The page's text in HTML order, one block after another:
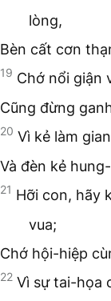
lòng,
Bèn cất cơn
19 Chớ nổi giận
Cũng đừng
20 Vì kẻ làm
Và đèn kẻ
21 Hỡi con, hãy
vua;
Chớ hội-hiệp
22 Vì sự tai-họa